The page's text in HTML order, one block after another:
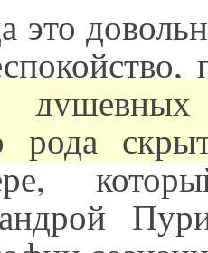
это
рода